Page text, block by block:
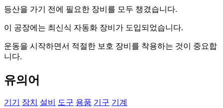
등산을 가기 전에 필요한 장비를 모두 챙겼습니다.
이 공장에는 최신식 자동화 장비가 도입되었습니다.
운동을 시작하면서 적절한 보호 장비를 착용하는 것이 중요합
니다.
유의어
기기 장치 설비 도구 용품 기구 기계